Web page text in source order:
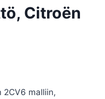
Citroën
2CV6 malliin,